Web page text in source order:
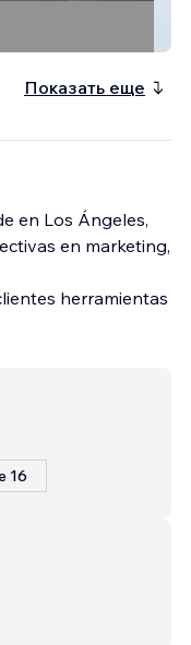
Показать еще
en Los Ángeles,
en marketing,
herramientas
16